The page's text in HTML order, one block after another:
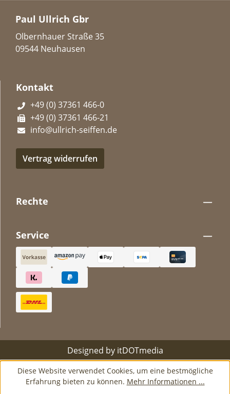
Paul Ullrich Gbr
Olbernhauer Straße 35
09544 Neuhausen
Kontakt
+49 (0) 37361 466-0
+49 (0) 37361 466-21
info@ullrich-seiffen.de
Vertrag widerrufen
Rechte
Service
Designed by itDOTmedia
Diese Website verwendet Cookies, um eine bestmögliche
Erfahrung bieten zu können. Mehr Informationen ...